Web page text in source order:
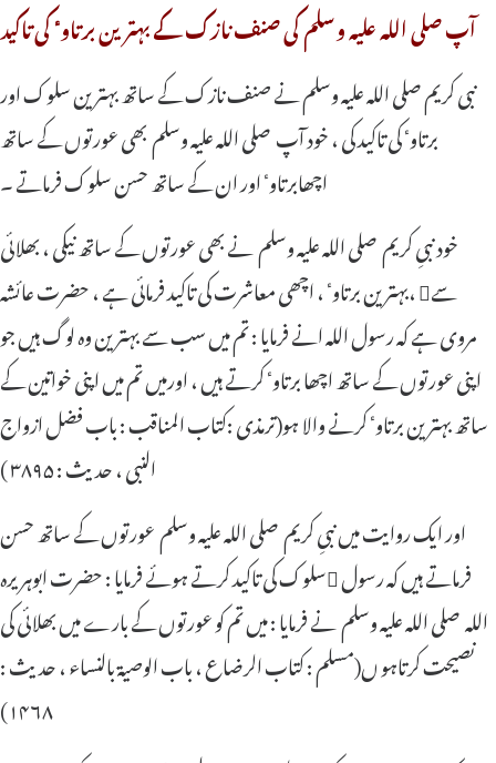
آپ صلی اللہ علیہ وسلم کی صنف نازک کے بہترین برتاوٴ کی تاکید
نبی کریم صلی اللہ علیہ وسلم نے صنف نازک کے ساتھ بہترین سلوک اور
برتاوٴ کی تاکید کی ، خود آپ صلی اللہ علیہ وسلم بھی عورتوں کے ساتھ
اچھابرتاوٴ اور ان کے ساتھ حسن سلوک فرماتے ۔
خود نبیِ کریم صلی اللہ علیہ وسلم نے بھی عورتوں کے ساتھ نیکی ، بھلائی
،بہترین برتاوٴ ، اچھی معاشرت کی تاکید فرمائی ہے ، حضرت عائشہ سے
مروی ہے کہ رسول اللہ انے فرمایا : تم میں سب سے بہترین وہ لوگ ہیں جو
اپنی عورتوں کے ساتھ اچھا برتاوٴ کرتے ہیں ، اورمیں تم میں اپنی خواتین کے
ساتھ بہترین برتاوٴ کرنے والا ہو(ترمذی :کتاب المناقب : باب فضل ازواج
النبی ، حدیث : ۳۸۹۵ )
اور ایک روایت میں نبیِ کریم صلی اللہ علیہ وسلم عورتوں کے ساتھ حسن
سلوک کی تاکید کرتے ہوئے فرمایا : حضرت ابوہریرہ فرماتے ہیں کہ رسول
اللہ صلی اللہ علیہ وسلم نے فرمایا : میں تم کو عورتوں کے بارے میں بھلائی کی
نصیحت کرتاہو ں(مسلم : کتاب الرضاع ، باب الوصیة بالنساء ، حدیث :
۱۴۶۸)